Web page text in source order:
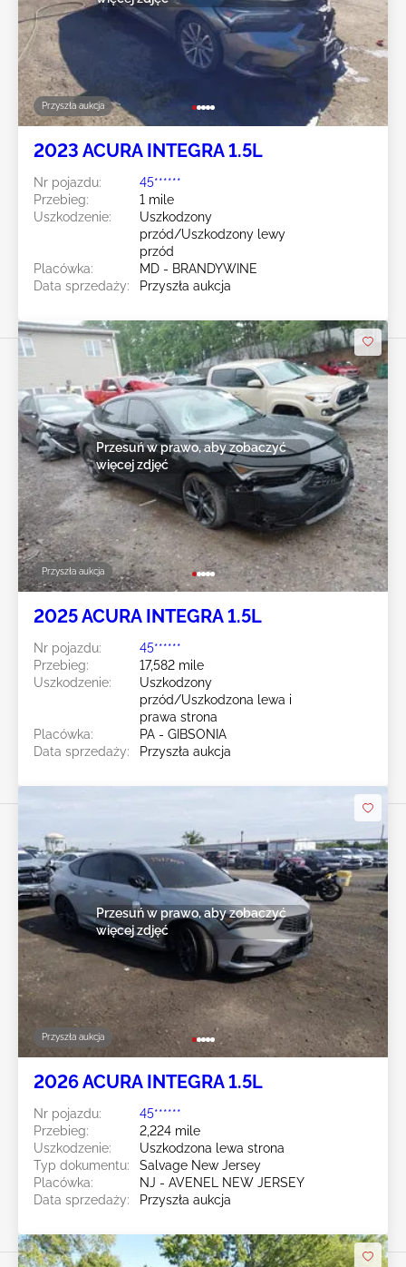
Przyszła aukcja
2023 ACURA INTEGRA 1.5L
Nr pojazdu:
45******
Przebieg:
1 mile
Uszkodzenie:
Uszkodzony
przód/Uszkodzony lewy
przód
Placówka:
MD - BRANDYWINE
Data sprzedaży:
Przyszła aukcja
Przyszła aukcja
Przesuń w prawo, aby zobaczyć
więcej zdjęć
2025 ACURA INTEGRA 1.5L
Nr pojazdu:
45******
Przebieg:
17,582 mile
Uszkodzenie:
Uszkodzony
przód/Uszkodzona lewa i
prawa strona
Placówka:
PA - GIBSONIA
Data sprzedaży:
Przyszła aukcja
Przyszła aukcja
Przesuń w prawo, aby zobaczyć
więcej zdjęć
2026 ACURA INTEGRA 1.5L
Nr pojazdu:
45******
Przebieg:
2,224 mile
Uszkodzenie:
Uszkodzona lewa strona
Typ dokumentu:
Salvage New Jersey
Placówka:
NJ - AVENEL NEW JERSEY
Data sprzedaży:
Przyszła aukcja